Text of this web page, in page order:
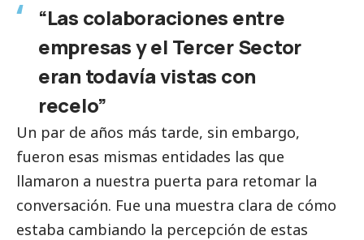
“Las colaboraciones entre
empresas y el Tercer Sector
eran todavía vistas con
recelo”
Un par de años más tarde, sin embargo,
fueron esas mismas entidades las que
llamaron a nuestra puerta para retomar la
conversación. Fue una muestra clara de cómo
estaba cambiando la percepción de estas